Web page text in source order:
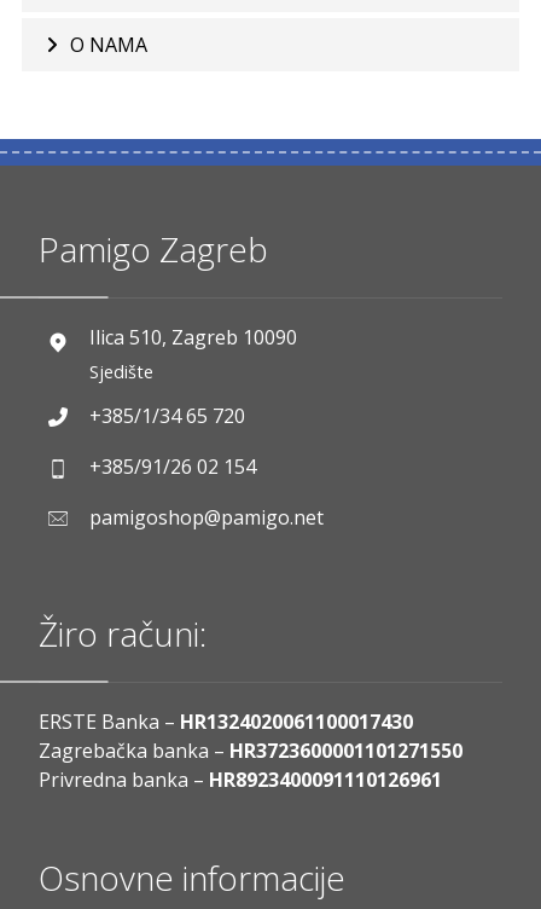
O NAMA
Pamigo Zagreb
Ilica 510, Zagreb 10090
Sjedište
+385/1/34 65 720
+385/91/26 02 154
pamigoshop@pamigo.net
Žiro računi:
ERSTE Banka – HR1324020061100017430
Zagrebačka banka – HR3723600001101271550
Privredna banka – HR8923400091110126961
Osnovne informacije